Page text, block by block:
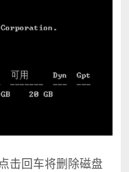
回车将删除磁盘